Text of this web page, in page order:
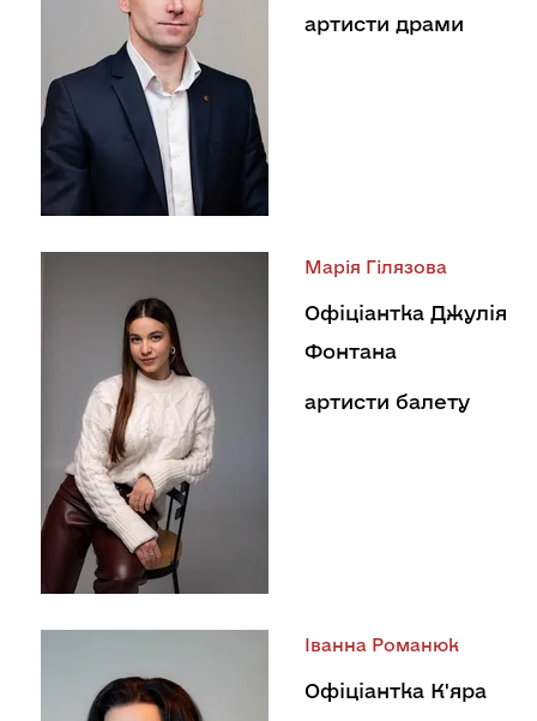
артисти драми
Марія Гілязова
Офіціантка Джулія
Фонтана
артисти балету
Іванна Романюк
Офіціантка К'яра